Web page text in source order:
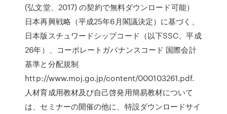
(弘文堂、2017) の契約で無料ダウンロード可能）
日本再興戦略（平成25年6月閣議決定）に基づく、
日本版スチュワードシップコード（以下SSC、平成
26年）、コーポレートガバナンスコード 国際会計
基準と分配規制
http://www.moj.go.jp/content/000103261.pdf.
人材育成用教材及び自己啓発用簡易教材について
は、セミナーの開催の他に、特設ダウンロードサイ